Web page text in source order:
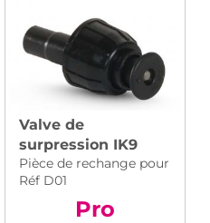
Valve de
surpression IK9
Pièce de rechange pour
Réf D01
Pro